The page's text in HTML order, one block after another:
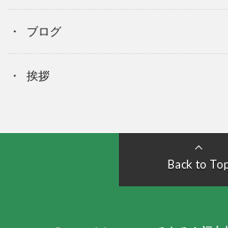
ブログ
挨拶
Back to